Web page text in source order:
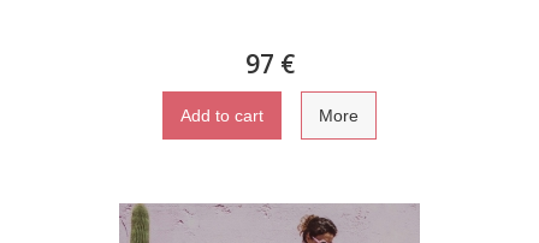
97 €
Add to cart More